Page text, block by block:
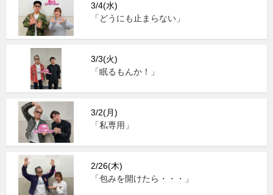
3/4(水)
「どうにも止まらない」
3/3(火)
「眠るもんか！」
3/2(月)
「私専用」
2/26(木)
「包みを開けたら・・・」